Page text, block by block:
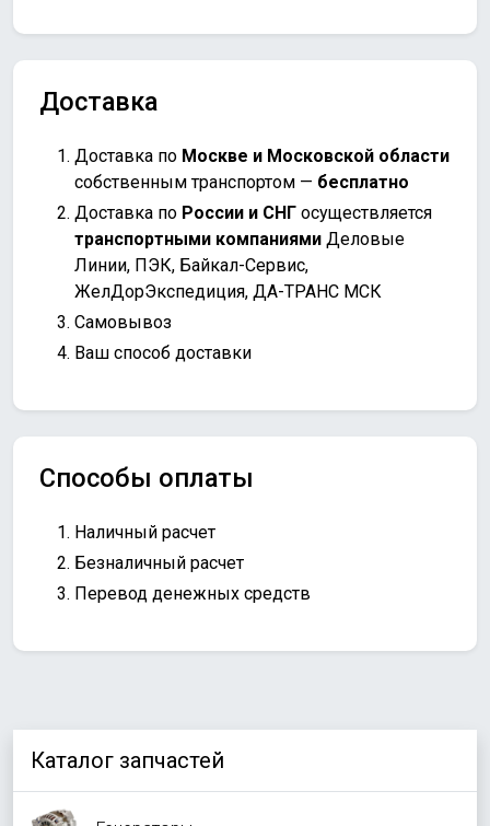
Каталог запчастей
Доставка
Доставка по Москве и Московской области
собственным транспортом — бесплатно
Доставка по России и СНГ осуществляется
транспортными компаниями Деловые
Линии, ПЭК, Байкал-Сервис,
ЖелДорЭкспедиция, ДА-ТРАНС МСК
Самовывоз
Ваш способ доставки
Способы оплаты
Наличный расчет
Безналичный расчет
Перевод денежных средств